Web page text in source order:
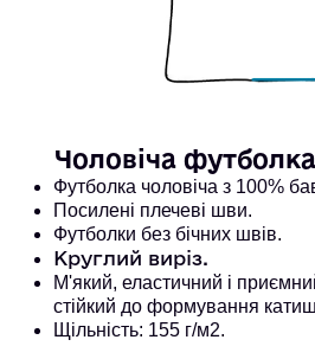
Чоловіча
Футболка чоловіча з 100%
Посилені плечеві шви.
Футболки без бічних швів.
Круглий виріз.
М'який, еластичний і
стійкий до формування
Щільність: 155 г/м2.